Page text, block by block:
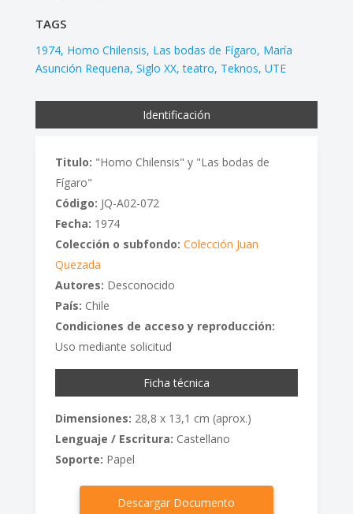
TAGS
1974 Homo Chilensis Las bodas de Fígaro María
Asunción Requena Siglo XX teatro Teknos UTE
Identificación
Titulo: "Homo Chilensis" y "Las bodas de
Fígaro"
Código: JQ-A02-072
Fecha: 1974
Colección o subfondo: Colección Juan
Quezada
Autores: Desconocido
País: Chile
Condiciones de acceso y reproducción:
Uso mediante solicitud
Ficha técnica
Dimensiones: 28,8 x 13,1 cm (aprox.)
Lenguaje / Escritura: Castellano
Soporte: Papel
Descargar Documento